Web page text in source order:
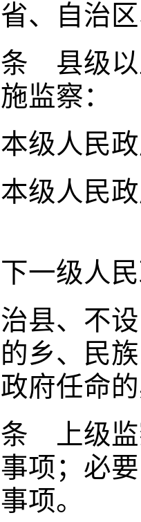
自治区
级以上
监察：
人民政
人民政
级人民
、不设
乡、民
府任命
级监察
项；必
项。